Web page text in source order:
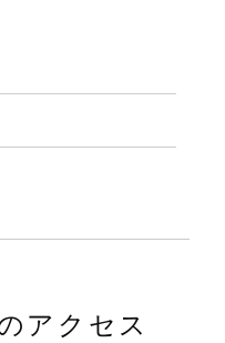
アクセス